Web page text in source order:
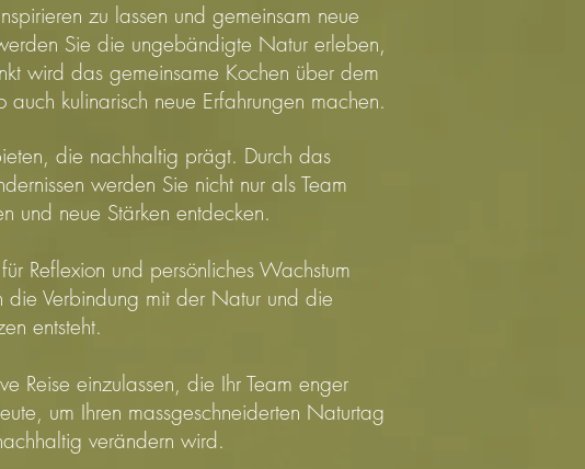
zu lassen und gemeinsam neue
Sie die ungebändigte Natur erleben,
wird das gemeinsame Kochen über dem
kulinarisch neue Erfahrungen machen.
die nachhaltig prägt. Durch das
werden Sie nicht nur als Team
und neue Stärken entdecken.
Reflexion und persönliches Wachstum
die Verbindung mit der Natur und die
entsteht.
Reise einzulassen, die Ihr Team enger
um Ihren massgeschneiderten Naturtag
verändern wird.